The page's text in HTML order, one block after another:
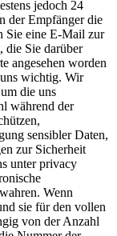
jedoch 24
der Empfänger die
Sie eine E-Mail zur
die Sie darüber
angesehen worden
wichtig. Wir
die uns
während der
sensibler Daten,
zur Sicherheit
unter privacy
Wenn
sie für den vollen
von der Anzahl